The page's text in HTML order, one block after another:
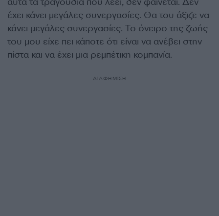
έχει κάνει μεγάλες συνεργασίες. Θα του άξιζε να
κάνει μεγάλες συνεργασίες. Το όνειρο της ζωής
του μου είχε πει κάποτε ότι είναι να ανέβει στην
πίστα και να έχει μια ρεμπέτικη κομπανία.
ΔΙΑΦΗΜΙΣΗ